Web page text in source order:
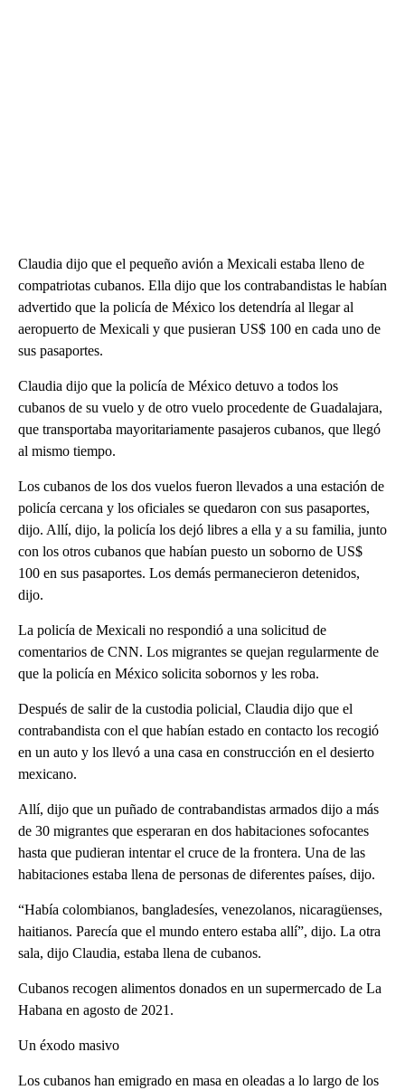
Claudia dijo que el pequeño avión a Mexicali estaba lleno de
compatriotas cubanos. Ella dijo que los contrabandistas le habían
advertido que la policía de México los detendría al llegar al
aeropuerto de Mexicali y que pusieran US$ 100 en cada uno de
sus pasaportes.
Claudia dijo que la policía de México detuvo a todos los
cubanos de su vuelo y de otro vuelo procedente de Guadalajara,
que transportaba mayoritariamente pasajeros cubanos, que llegó
al mismo tiempo.
Los cubanos de los dos vuelos fueron llevados a una estación de
policía cercana y los oficiales se quedaron con sus pasaportes,
dijo. Allí, dijo, la policía los dejó libres a ella y a su familia, junto
con los otros cubanos que habían puesto un soborno de US$
100 en sus pasaportes. Los demás permanecieron detenidos,
dijo.
La policía de Mexicali no respondió a una solicitud de
comentarios de CNN. Los migrantes se quejan regularmente de
que la policía en México solicita sobornos y les roba.
Después de salir de la custodia policial, Claudia dijo que el
contrabandista con el que habían estado en contacto los recogió
en un auto y los llevó a una casa en construcción en el desierto
mexicano.
Allí, dijo que un puñado de contrabandistas armados dijo a más
de 30 migrantes que esperaran en dos habitaciones sofocantes
hasta que pudieran intentar el cruce de la frontera. Una de las
habitaciones estaba llena de personas de diferentes países, dijo.
“Había colombianos, bangladesíes, venezolanos, nicaragüenses,
haitianos. Parecía que el mundo entero estaba allí”, dijo. La otra
sala, dijo Claudia, estaba llena de cubanos.
Cubanos recogen alimentos donados en un supermercado de La
Habana en agosto de 2021.
Un éxodo masivo
Los cubanos han emigrado en masa en oleadas a lo largo de los